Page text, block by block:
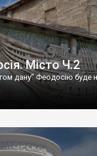
Місто Ч.2
дану" Феодосію буде